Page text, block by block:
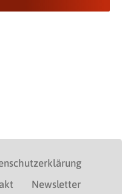
Newsletter